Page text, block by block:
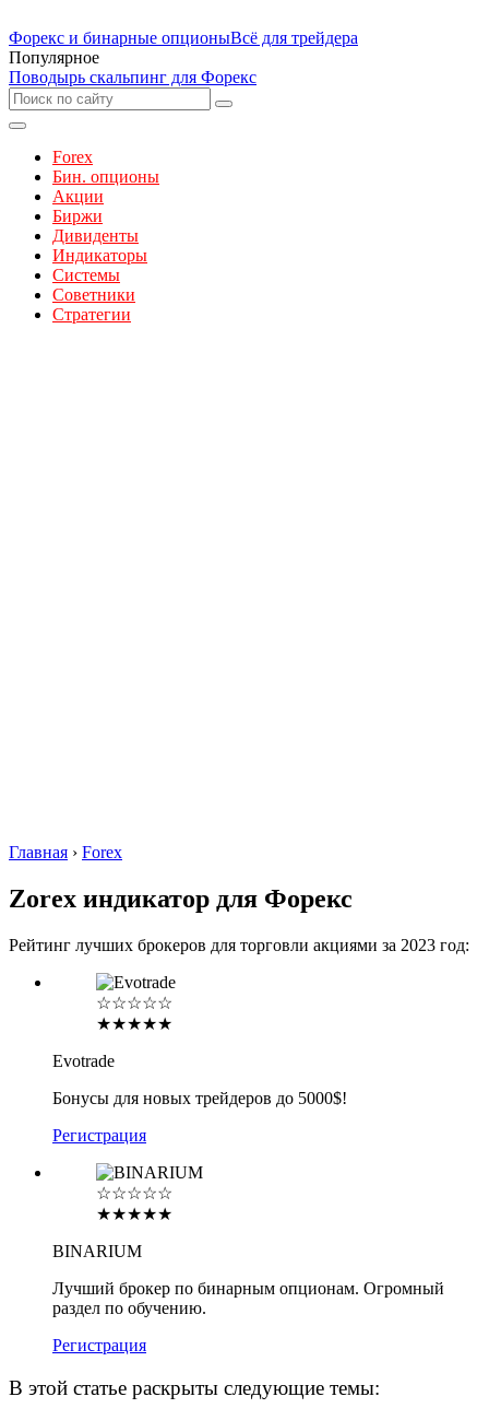
Форекс и бинарные опционыВсё для трейдера
Популярное
Поводырь скальпинг для Форекс
Forex
Бин. опционы
Акции
Биржи
Дивиденты
Индикаторы
Системы
Советники
Стратегии
Главная › Forex
Zorex индикатор для Форекс
Рейтинг лучших брокеров для торговли акциями за 2023 год:
☆☆☆☆☆
★★★★★
Evotrade
Бонусы для новых трейдеров до 5000$!
Регистрация
☆☆☆☆☆
★★★★★
BINARIUM
Лучший брокер по бинарным опционам. Огромный
раздел по обучению.
Регистрация
В этой статье раскрыты следующие темы: